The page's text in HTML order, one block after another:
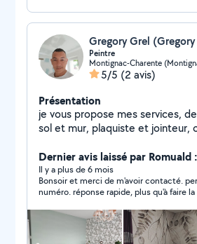
Gregory Grel
Peintre
5/5 (2 avis)
Présentation
je vous propose mes services,
sol et mur, plaquiste et jointeur,
Dernier avis laissé par Romuald
Il y a plus de 6 mois
Bonsoir et merci de m'avoir contacté. personne agréable et un
numéro. réponse rapide, plus qu'à faire la prestation